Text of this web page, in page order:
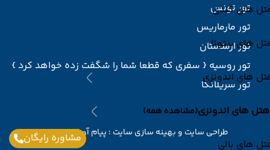
های کندی
های بنتوتا
های اندونزی
هتل های اندونزی(مشاهده همه)
های بالی مشاوره رایگان
تور تونس
تور مارماریس
تور ارمنستان
تور روسیه { سفری که قطعا شما را شگفت زده خواهد کرد }
تور سریلانکا
طراحی سایت و بهینه سازی سایت : پیام آوران پارسیان